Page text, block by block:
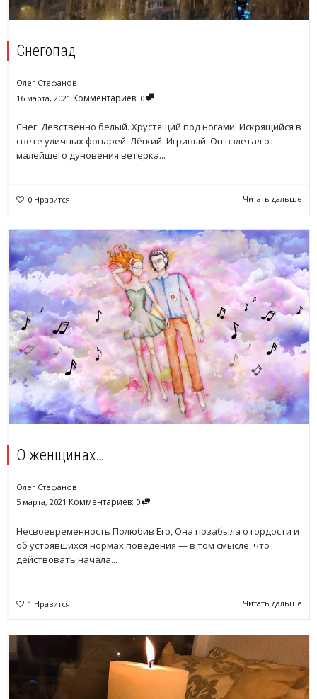
Снегопад
Олег Стефанов
16 марта, 2021 Комментариев: 0
Снег. Девственно белый. Хрустящий под ногами. Искрящийся в
свете уличных фонарей. Лёгкий. Игривый. Он взлетал от
малейшего дуновения ветерка...
0 Нравится Читать дальше
О женщинах…
Олег Стефанов
5 марта, 2021 Комментариев: 0
Несвоевременность Полюбив Его, Она позабыла о гордости и
об устоявшихся нормах поведения — в том смысле, что
действовать начала...
1 Нравится Читать дальше